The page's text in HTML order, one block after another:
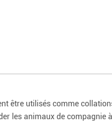
être utilisés comme
les animaux de compagnie